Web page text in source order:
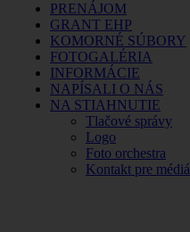
PRENÁJOM
GRANT EHP
KOMORNÉ SÚBORY
FOTOGALÉRIA
INFORMÁCIE
NAPÍSALI O NÁS
NA STIAHNUTIE
Tlačové správy
Logo
Foto orchestra
Kontakt pre médiá